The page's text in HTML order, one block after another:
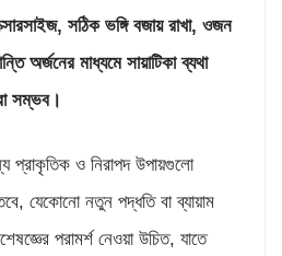
সঠিক ভঙ্গি বজায় রাখা, ওজন
অর্জনের মাধ্যমে সায়াটিকা ব্যথা
সম্ভব।​
প্রাকৃতিক ও নিরাপদ উপায়গুলো
যেকোনো নতুন পদ্ধতি বা ব্যায়াম
পরামর্শ নেওয়া উচিত, যাতে